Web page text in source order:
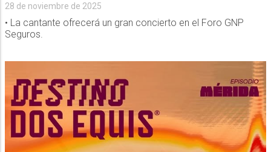
28 de noviembre de 2025
• La cantante ofrecerá un gran concierto en el Foro GNP
Seguros.